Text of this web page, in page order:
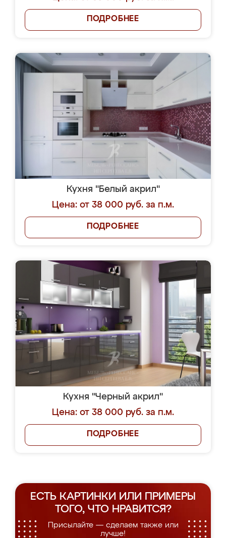
ПОДРОБНЕЕ
Кухня "Белый акрил"
Цена: от 38 000 руб. за п.м.
ПОДРОБНЕЕ
Кухня "Черный акрил"
Цена: от 38 000 руб. за п.м.
ПОДРОБНЕЕ
ЕСТЬ КАРТИНКИ ИЛИ ПРИМЕРЫ
ТОГО, ЧТО НРАВИТСЯ?
Присылайте — сделаем также или
лучше!